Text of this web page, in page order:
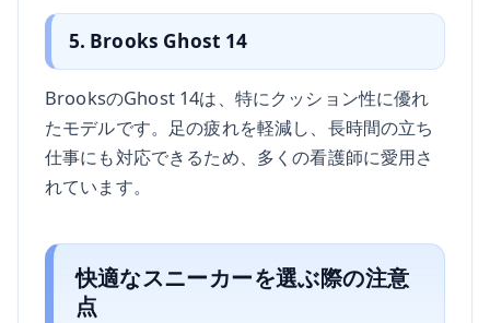
5. Brooks Ghost 14
BrooksのGhost 14は、特にクッション性に優れ
たモデルです。足の疲れを軽減し、長時間の立ち
仕事にも対応できるため、多くの看護師に愛用さ
れています。
快適なスニーカーを選ぶ際の注意
点